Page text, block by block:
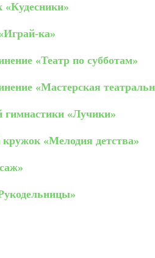
ка»
«Театр по субботам»
«Мастерская
гимнастики «Лучики»
«Мелодия детства»